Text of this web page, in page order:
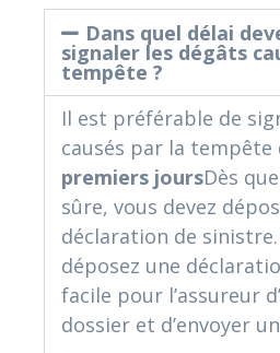
Dans quel délai
signaler les dégâts
tempête ?
Il est préférable de
causés par la tempête
premiers joursDès
sûre, vous devez
déclaration de
déposez une
facile pour l’assureur
dossier et d’envoyer